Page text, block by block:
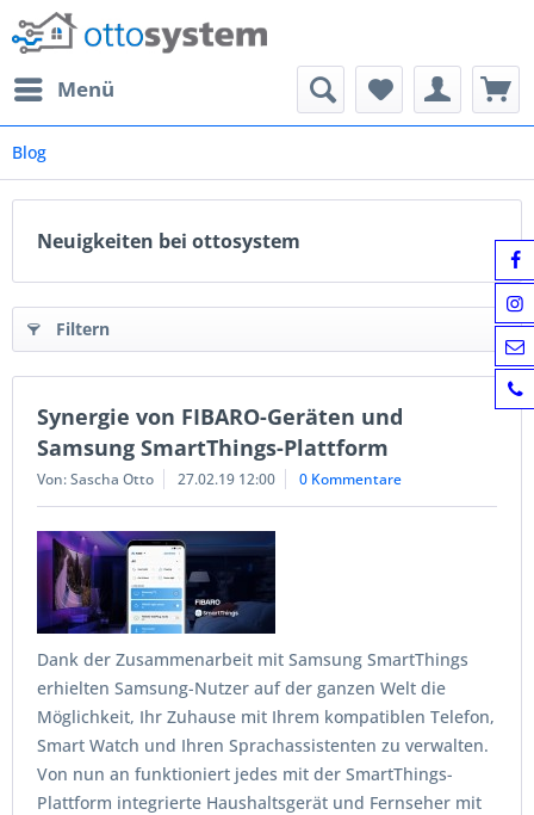
Menü
Blog
Neuigkeiten bei ottosystem
Filtern
Synergie von FIBARO-Geräten und
Samsung SmartThings-Plattform
Von: Sascha Otto 27.02.19 12:00 0 Kommentare
Dank der Zusammenarbeit mit Samsung SmartThings
erhielten Samsung-Nutzer auf der ganzen Welt die
Möglichkeit, Ihr Zuhause mit Ihrem kompatiblen Telefon,
Smart Watch und Ihren Sprachassistenten zu verwalten.
Von nun an funktioniert jedes mit der SmartThings-
Plattform integrierte Haushaltsgerät und Fernseher mit